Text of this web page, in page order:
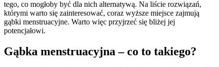
tego, co mogłoby być dla nich alternatywą. Na liście rozwiązań,
którymi warto się zainteresować, coraz wyższe miejsce zajmują
gąbki menstruacyjne. Warto więc przyjrzeć się bliżej jej
potencjałowi.
Gąbka menstruacyjna – co to takiego?